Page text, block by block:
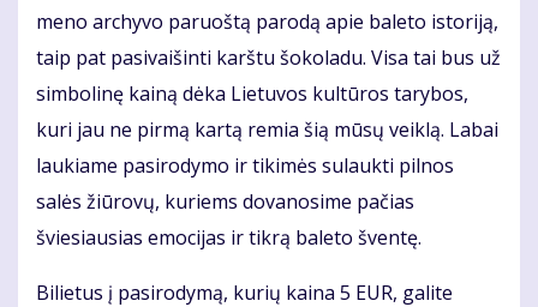
meno archyvo paruoštą parodą apie baleto istoriją,
taip pat pasivaišinti karštu šokoladu. Visa tai bus už
simbolinę kainą dėka Lietuvos kultūros tarybos,
kuri jau ne pirmą kartą remia šią mūsų veiklą. Labai
laukiame pasirodymo ir tikimės sulaukti pilnos
salės žiūrovų, kuriems dovanosime pačias
šviesiausias emocijas ir tikrą baleto šventę.
Bilietus į pasirodymą, kurių kaina 5 EUR, galite